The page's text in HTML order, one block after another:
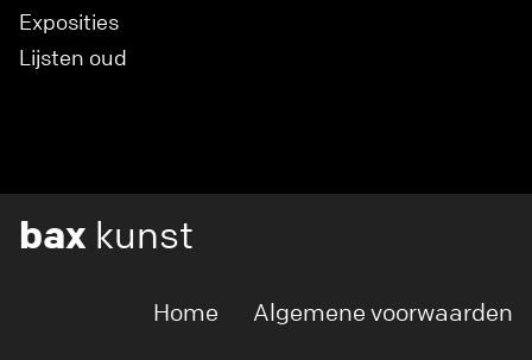
Exposities
Lijsten oud
bax kunst
Home Algemene voorwaarden